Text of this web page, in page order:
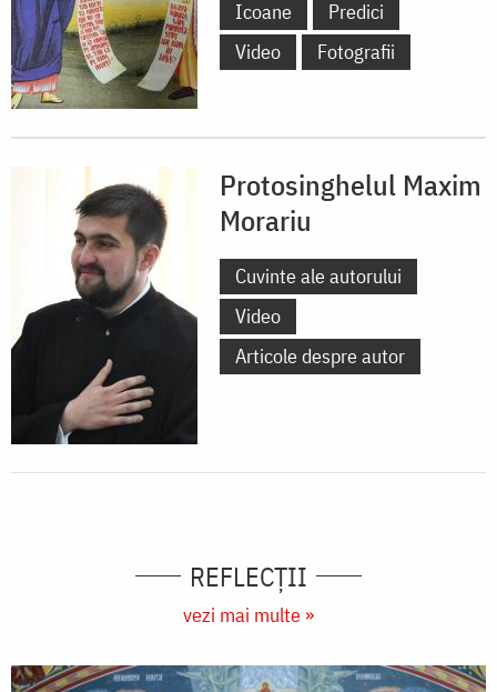
Icoane
Predici
Video
Fotografii
Protosinghelul Maxim
Morariu
Cuvinte ale autorului
Video
Articole despre autor
REFLECȚII
vezi mai multe »